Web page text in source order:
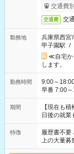
交通費
交通費 交
勤務地
兵庫県西宮
甲子園駅 /
≪自宅か
します。
勤務時間
9:00～18:00（休憩60分） ■
早番 7:00～16:00
い」 「余
たくない」
の方へ 今
の勤務時間
期間
【現在も
日後の就業
特徴 履歴書不要
上の大量募